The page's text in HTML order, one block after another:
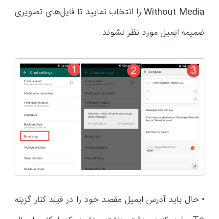
Without Mediaرا انتخاب نمایید تا فایل‌های تصویری
ضمیمه ایمیل مورد نظر نشوند.
• حال باید آدرس ایمیل مقصد خود را در فیلد کنار گزینه